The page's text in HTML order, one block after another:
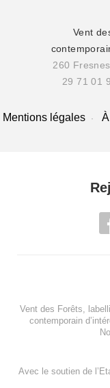
Vent
260
29 71 01
Mentions légales
Vent des Forêts,
contemporain
Avec le soutien de l’